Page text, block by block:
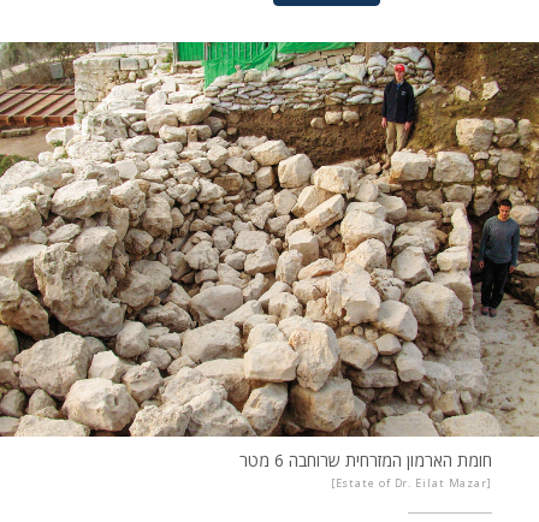
חומת הארמון המזרחית שרוחבה 6 מטר
Estate of Dr. Eilat Mazar